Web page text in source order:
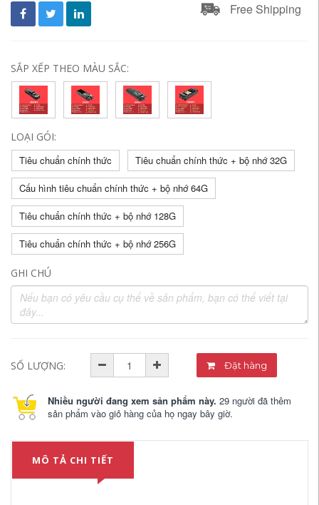
Free Shipping
SẮP XẾP THEO MÀU SẮC:
LOẠI GÓI:
Tiêu chuẩn chính thức
Tiêu chuẩn chính thức + bộ nhớ 32G
Cấu hình tiêu chuẩn chính thức + bộ nhớ 64G
Tiêu chuẩn chính thức + bộ nhớ 128G
Tiêu chuẩn chính thức + bộ nhớ 256G
GHI CHÚ
SỐ LƯỢNG: Đặt hàng
Nhiều người đang xem sản phẩm này. 29 người đã thêm
sản phẩm vào giỏ hàng của họ ngay bây giờ.
MÔ TẢ CHI TIẾT